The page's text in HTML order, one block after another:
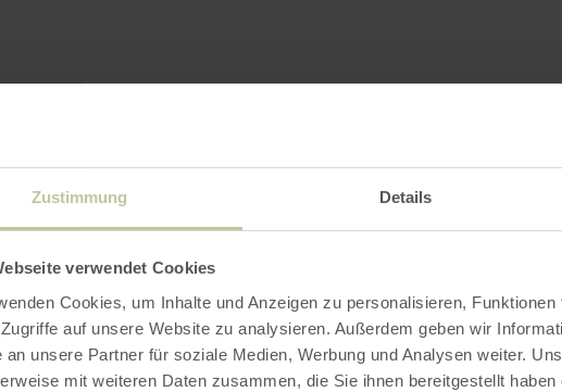
Zustimmung Details
verwendet Cookies
Cookies, um Inhalte und Anzeigen zu personalisieren,
auf unsere Website zu analysieren. Außerdem geben wir
an unsere Partner für soziale Medien, Werbung und Analysen weiter.
mit weiteren Daten zusammen, die Sie ihnen bereitgestellt